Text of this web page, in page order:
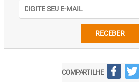
RECEBER
COMPARTILHE